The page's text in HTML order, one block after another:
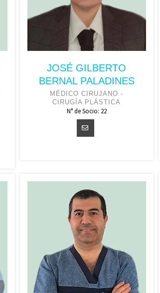
JOSÉ GILBERTO
BERNAL PALADINES
MÉDICO CIRUJANO -
CIRUGÍA PLÁSTICA
N° de Socio: 22